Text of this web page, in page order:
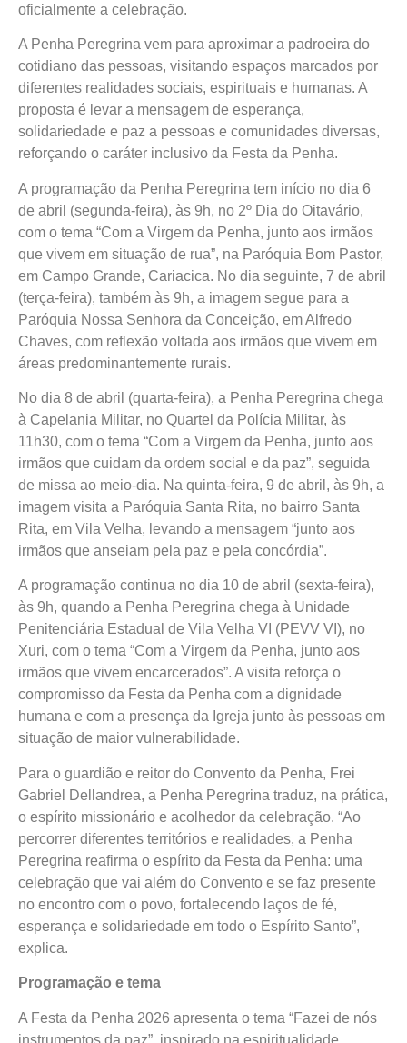
oficialmente a celebração.
A Penha Peregrina vem para aproximar a padroeira do
cotidiano das pessoas, visitando espaços marcados por
diferentes realidades sociais, espirituais e humanas. A
proposta é levar a mensagem de esperança,
solidariedade e paz a pessoas e comunidades diversas,
reforçando o caráter inclusivo da Festa da Penha.
A programação da Penha Peregrina tem início no dia 6
de abril (segunda-feira), às 9h, no 2º Dia do Oitavário,
com o tema “Com a Virgem da Penha, junto aos irmãos
que vivem em situação de rua”, na Paróquia Bom Pastor,
em Campo Grande, Cariacica. No dia seguinte, 7 de abril
(terça-feira), também às 9h, a imagem segue para a
Paróquia Nossa Senhora da Conceição, em Alfredo
Chaves, com reflexão voltada aos irmãos que vivem em
áreas predominantemente rurais.
No dia 8 de abril (quarta-feira), a Penha Peregrina chega
à Capelania Militar, no Quartel da Polícia Militar, às
11h30, com o tema “Com a Virgem da Penha, junto aos
irmãos que cuidam da ordem social e da paz”, seguida
de missa ao meio-dia. Na quinta-feira, 9 de abril, às 9h, a
imagem visita a Paróquia Santa Rita, no bairro Santa
Rita, em Vila Velha, levando a mensagem “junto aos
irmãos que anseiam pela paz e pela concórdia”.
A programação continua no dia 10 de abril (sexta-feira),
às 9h, quando a Penha Peregrina chega à Unidade
Penitenciária Estadual de Vila Velha VI (PEVV VI), no
Xuri, com o tema “Com a Virgem da Penha, junto aos
irmãos que vivem encarcerados”. A visita reforça o
compromisso da Festa da Penha com a dignidade
humana e com a presença da Igreja junto às pessoas em
situação de maior vulnerabilidade.
Para o guardião e reitor do Convento da Penha, Frei
Gabriel Dellandrea, a Penha Peregrina traduz, na prática,
o espírito missionário e acolhedor da celebração. “Ao
percorrer diferentes territórios e realidades, a Penha
Peregrina reafirma o espírito da Festa da Penha: uma
celebração que vai além do Convento e se faz presente
no encontro com o povo, fortalecendo laços de fé,
esperança e solidariedade em todo o Espírito Santo”,
explica.
Programação e tema
A Festa da Penha 2026 apresenta o tema “Fazei de nós
instrumentos da paz”, inspirado na espiritualidade